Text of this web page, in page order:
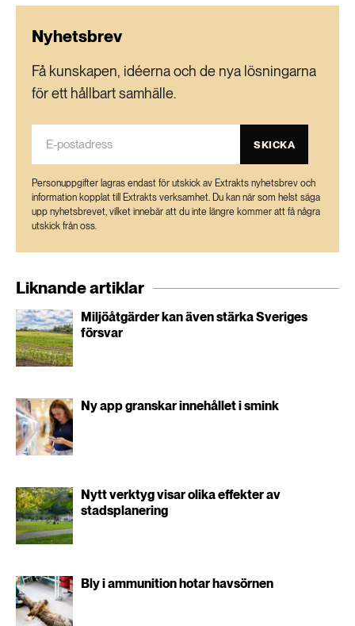
Nyhetsbrev
Få kunskapen, idéerna och de nya lösningarna
för ett hållbart samhälle.
SKICKA
Personuppgifter lagras endast för utskick av Extrakts nyhetsbrev och
information kopplat till Extrakts verksamhet. Du kan när som helst säga
upp nyhetsbrevet, vilket innebär att du inte längre kommer att få några
utskick från oss.
Liknande artiklar
Miljöåtgärder kan även stärka Sveriges
försvar
Ny app granskar innehållet i smink
Nytt verktyg visar olika effekter av
stadsplanering
Bly i ammunition hotar havsörnen